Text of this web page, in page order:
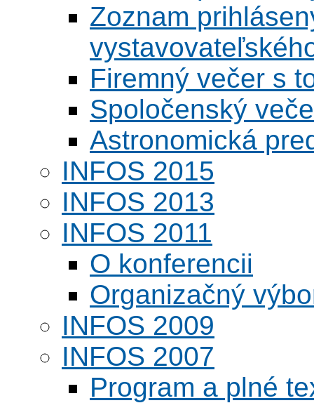
Zoznam
Firemný večer s
Spoločenský
Astronomická
INFOS 2015
INFOS 2013
INFOS 2011
O konferencii
Organizačný
INFOS 2009
INFOS 2007
Program a plné